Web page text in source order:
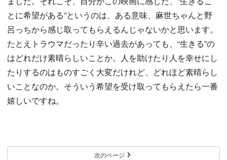
とに希望がある”というのは、ある意味、麻世ちゃんと野
呂っちから感じ取ってもらえるんじゃないかと思います。
たとえトラウマだったり辛い過去があっても、“生きる”の
はどれだけ素晴らしいことか。人を助けたり人を幸せにし
たりするのはものすごく大変だけれど、どれほど素晴らし
いことなのか。そういう希望を受け取ってもらえたら一番
嬉しいですね。
次のページ